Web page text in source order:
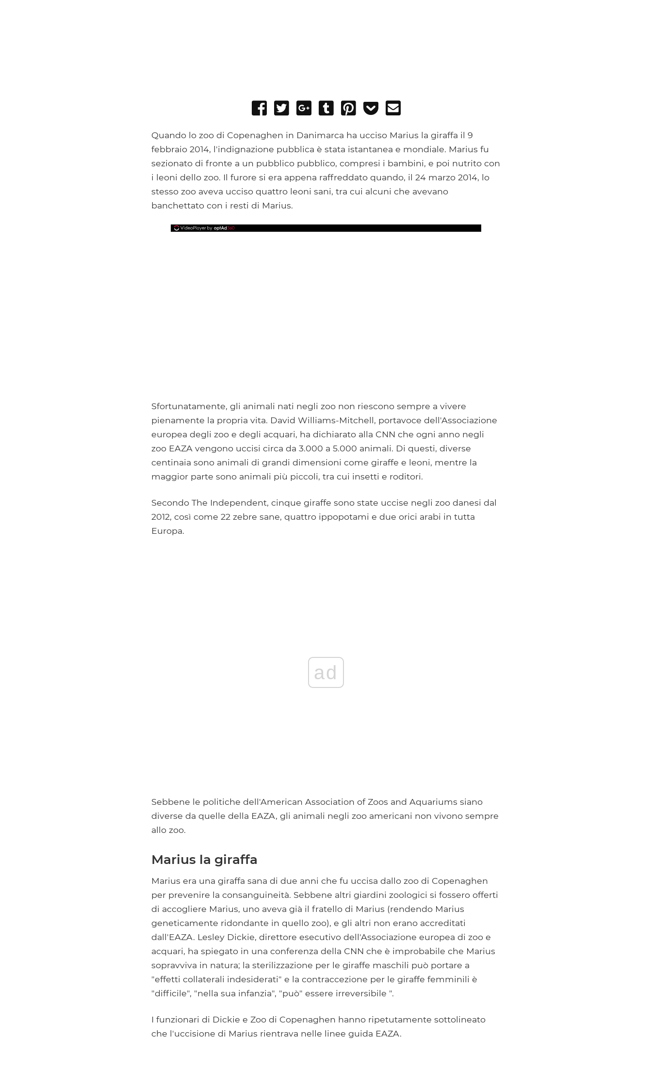
Share
Facebook
Tweet
Share
Google+
Post
Tumblr
Pin
Add
Pocket
Quando lo zoo di Copenaghen in Danimarca ha ucciso Marius la giraffa il 9
febbraio 2014, l'indignazione pubblica è stata istantanea e mondiale. Marius fu
sezionato di fronte a un pubblico pubblico, compresi i bambini, e poi nutrito con
i leoni dello zoo. Il furore si era appena raffreddato quando, il 24 marzo 2014, lo
stesso zoo aveva ucciso quattro leoni sani, tra cui alcuni che avevano
banchettato con i resti di Marius.
Sfortunatamente, gli animali nati negli zoo non riescono sempre a vivere
pienamente la propria vita. David Williams-Mitchell, portavoce dell'Associazione
europea degli zoo e degli acquari, ha dichiarato alla CNN che ogni anno negli
zoo EAZA vengono uccisi circa da 3.000 a 5.000 animali. Di questi, diverse
centinaia sono animali di grandi dimensioni come giraffe e leoni, mentre la
maggior parte sono animali più piccoli, tra cui insetti e roditori.
Secondo The Independent, cinque giraffe sono state uccise negli zoo danesi dal
2012, così come 22 zebre sane, quattro ippopotami e due orici arabi in tutta
Europa.
ad
Sebbene le politiche dell'American Association of Zoos and Aquariums siano
diverse da quelle della EAZA, gli animali negli zoo americani non vivono sempre
allo zoo.
Marius la giraffa
Marius era una giraffa sana di due anni che fu uccisa dallo zoo di Copenaghen
per prevenire la consanguineità. Sebbene altri giardini zoologici si fossero offerti
di accogliere Marius, uno aveva già il fratello di Marius (rendendo Marius
geneticamente ridondante in quello zoo), e gli altri non erano accreditati
dall'EAZA. Lesley Dickie, direttore esecutivo dell'Associazione europea di zoo e
acquari, ha spiegato in una conferenza della CNN che è improbabile che Marius
sopravviva in natura; la sterilizzazione per le giraffe maschili può portare a
"effetti collaterali indesiderati" e la contraccezione per le giraffe femminili è
"difficile", "nella sua infanzia", ​​"può" essere irreversibile ".
I funzionari di Dickie e Zoo di Copenaghen hanno ripetutamente sottolineato
che l'uccisione di Marius rientrava nelle linee guida EAZA.